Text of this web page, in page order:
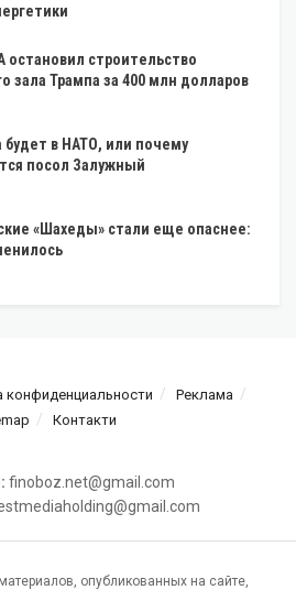
остановил строительство
зала Трампа за 400 млн долларов
будет в НАТО, или почему
посол Залужный
«Шахеды» стали еще опаснее:
конфиденциальности
Реклама
Контакти
finoboz.net@gmail.com
опубликованных на сайте,